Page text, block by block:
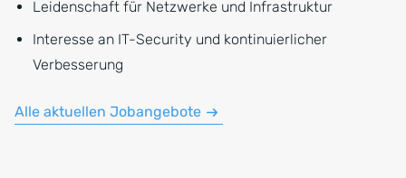
Leidenschaft für Netzwerke und Infrastruktur
Interesse an IT-Security und kontinuierlicher
Verbesserung
Alle aktuellen Jobangebote